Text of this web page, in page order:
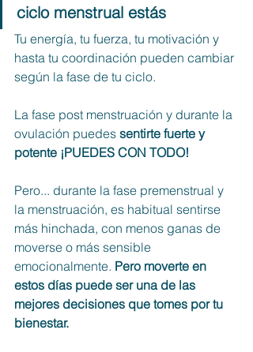
ciclo menstrual estás
Tu energía, tu fuerza, tu motivación y
hasta tu coordinación pueden cambiar
según la fase de tu ciclo.
La fase post menstruación y durante la
ovulación puedes sentirte fuerte y
potente ¡PUEDES CON TODO!
Pero... durante la fase premenstrual y
la menstruación, es habitual sentirse
más hinchada, con menos ganas de
moverse o más sensible
emocionalmente. Pero moverte en
estos días puede ser una de las
mejores decisiones que tomes por tu
bienestar.